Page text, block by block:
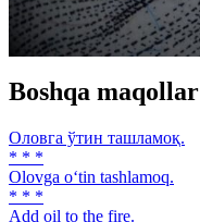
Boshqa maqollar
Оловга ўтин ташламоқ.
* * *
Olovga o‘tin tashlamoq.
* * *
Add oil to the fire.